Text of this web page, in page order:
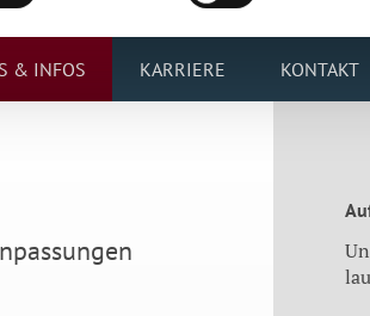
& INFOS KARRIERE KONTAKT